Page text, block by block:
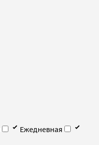
Ежедневная